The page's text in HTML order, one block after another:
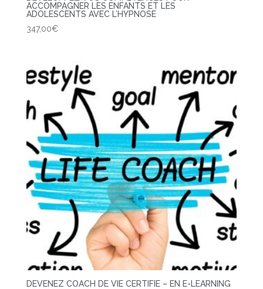
ACCOMPAGNER LES ENFANTS ET LES
ADOLESCENTS AVEC L’HYPNOSE
347,00€
DEVENEZ COACH DE VIE CERTIFIE – EN E-LEARNING